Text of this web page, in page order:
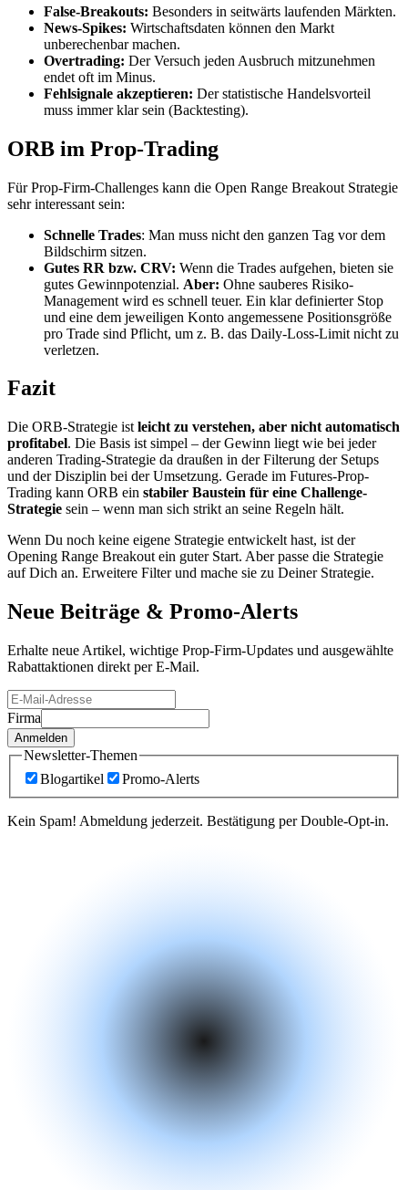
False-Breakouts: Besonders in seitwärts laufenden Märkten.
News-Spikes: Wirtschaftsdaten können den Markt
unberechenbar machen.
Overtrading: Der Versuch jeden Ausbruch mitzunehmen
endet oft im Minus.
Fehlsignale akzeptieren: Der statistische Handelsvorteil
muss immer klar sein (Backtesting).
ORB im Prop-Trading
Für Prop-Firm-Challenges kann die Open Range Breakout Strategie
sehr interessant sein:
Schnelle Trades: Man muss nicht den ganzen Tag vor dem
Bildschirm sitzen.
Gutes RR bzw. CRV: Wenn die Trades aufgehen, bieten sie
gutes Gewinnpotenzial. Aber: Ohne sauberes Risiko-
Management wird es schnell teuer. Ein klar definierter Stop
und eine dem jeweiligen Konto angemessene Positionsgröße
pro Trade sind Pflicht, um z. B. das Daily-Loss-Limit nicht zu
verletzen.
Fazit
Die ORB-Strategie ist leicht zu verstehen, aber nicht automatisch
profitabel. Die Basis ist simpel – der Gewinn liegt wie bei jeder
anderen Trading-Strategie da draußen in der Filterung der Setups
und der Disziplin bei der Umsetzung. Gerade im Futures-Prop-
Trading kann ORB ein stabiler Baustein für eine Challenge-
Strategie sein – wenn man sich strikt an seine Regeln hält.
Wenn Du noch keine eigene Strategie entwickelt hast, ist der
Opening Range Breakout ein guter Start. Aber passe die Strategie
auf Dich an. Erweitere Filter und mache sie zu Deiner Strategie.
Neue Beiträge & Promo-Alerts
Erhalte neue Artikel, wichtige Prop-Firm-Updates und ausgewählte
Rabattaktionen direkt per E-Mail.
Firma
Anmelden
Newsletter-Themen
Blogartikel
Promo-Alerts
Kein Spam! Abmeldung jederzeit. Bestätigung per Double-Opt-in.